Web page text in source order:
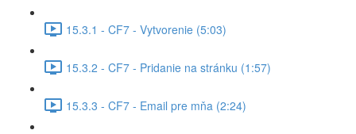
15.3.1 - CF7 - Vytvorenie (5:03)
15.3.2 - CF7 - Pridanie na stránku (1:57)
15.3.3 - CF7 - Email pre mňa (2:24)